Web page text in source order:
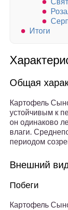
Итоги
Общая
Картофель
устойчивым к
он одинаково
влаги.
периодом
Внешний
Побеги
Картофель